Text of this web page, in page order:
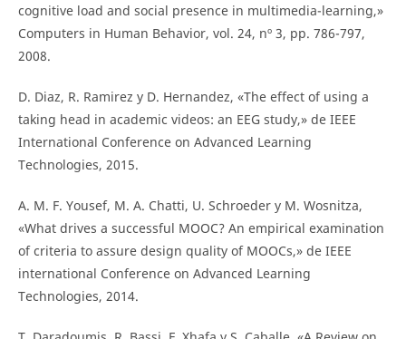
cognitive load and social presence in multimedia-learning,»
Computers in Human Behavior, vol. 24, nº 3, pp. 786-797,
2008.
D. Diaz, R. Ramirez y D. Hernandez, «The effect of using a
taking head in academic videos: an EEG study,» de IEEE
International Conference on Advanced Learning
Technologies, 2015.
A. M. F. Yousef, M. A. Chatti, U. Schroeder y M. Wosnitza,
«What drives a successful MOOC? An empirical examination
of criteria to assure design quality of MOOCs,» de IEEE
international Conference on Advanced Learning
Technologies, 2014.